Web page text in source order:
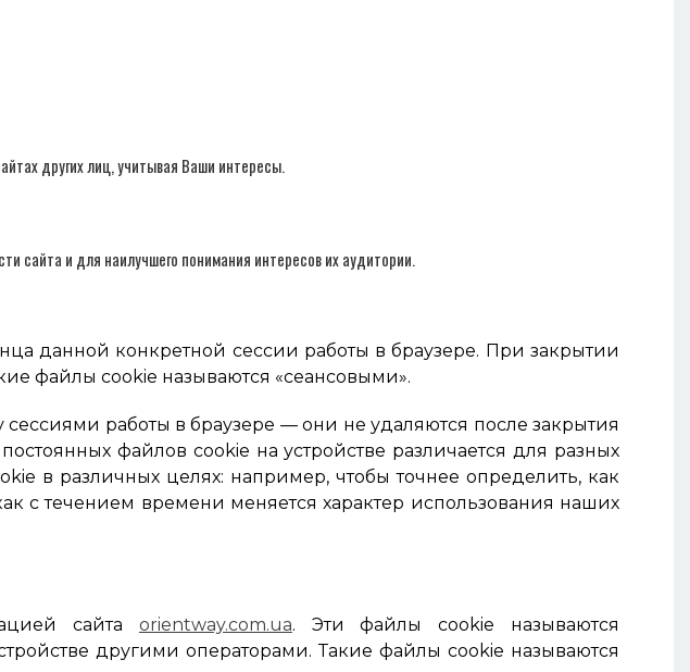
других лиц, учитывая Ваши интересы.
сайта и для наилучшего понимания интересов их аудитории.
данной конкретной сессии работы в браузере. При закрытии
файлы cookie называются «сеансовыми».
работы в браузере — они не удаляются после закрытия
файлов cookie на устройстве различается для разных
в различных целях: например, чтобы точнее определить, как
с течением времени меняется характер использования наших
сайта orientway.com.ua. Эти файлы cookie называются
другими операторами. Такие файлы cookie называются